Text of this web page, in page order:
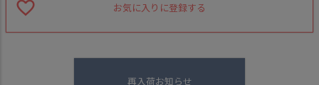
お気に入りに登録する
再入荷お知らせ